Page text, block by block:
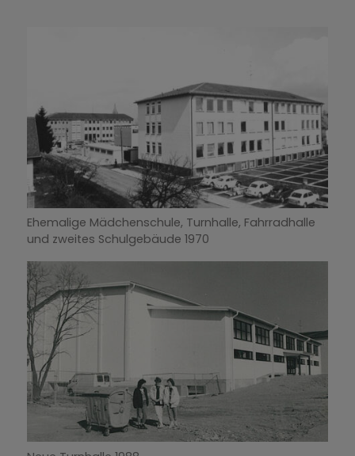
Ehemalige Mädchenschule, Turnhalle, Fahrradhalle
und zweites Schulgebäude 1970